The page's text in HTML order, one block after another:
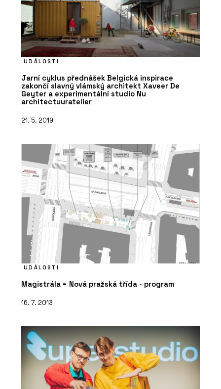
UDÁLOSTI
Jarní cyklus přednášek Belgická inspirace
zakončí slavný vlámský architekt Xaveer De
Geyter a experimentální studio Nu
architectuuratelier
21. 5. 2019
UDÁLOSTI
Magistrála = Nová pražská třída - program
16. 7. 2013